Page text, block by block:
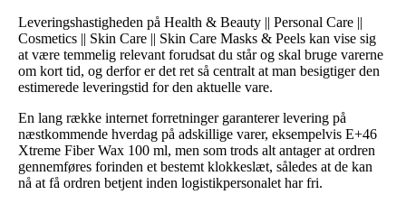
Leveringshastigheden på Health & Beauty || Personal Care ||
Cosmetics || Skin Care || Skin Care Masks & Peels kan vise sig
at være temmelig relevant forudsat du står og skal bruge varerne
om kort tid, og derfor er det ret så centralt at man besigtiger den
estimerede leveringstid for den aktuelle vare.
En lang række internet forretninger garanterer levering på
næstkommende hverdag på adskillige varer, eksempelvis E+46
Xtreme Fiber Wax 100 ml, men som trods alt antager at ordren
gennemføres forinden et bestemt klokkeslæt, således at de kan
nå at få ordren betjent inden logistikpersonalet har fri.